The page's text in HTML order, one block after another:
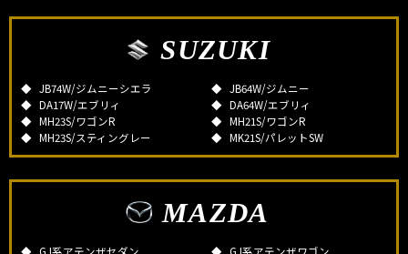
SUZUKI
JB74W/ジムニーシエラ
JB64W/ジムニー
DA17W/エブリィ
DA64W/エブリィ
MH23S/ワゴンR
MH21S/ワゴンR
MH23S/スティングレー
MK21S/パレットSW
MAZDA